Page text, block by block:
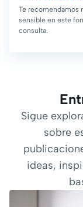
Te recomendamos
sensible en este
consulta.
Sigue
sobre
ideas,